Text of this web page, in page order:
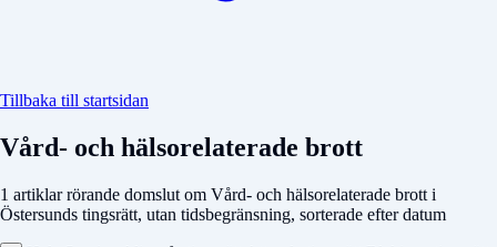
Tillbaka till startsidan
Vård- och hälsorelaterade brott
1 artiklar rörande domslut om Vård- och hälsorelaterade brott i
Östersunds tingsrätt, utan tidsbegränsning, sorterade efter datum